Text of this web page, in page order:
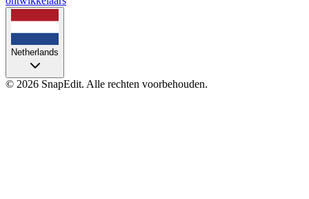
Netherlands
© 2026 SnapEdit. Alle rechten voorbehouden.